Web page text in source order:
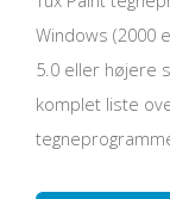
Windows (2000
5.0 eller højere
komplet liste